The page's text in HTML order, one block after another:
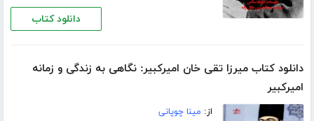
دانلود کتاب
دانلود کتاب میرزا تقی خان امیرکبیر: نگاهی به زندگی و زمانه
امیرکبیر
از: مینا چوپانی